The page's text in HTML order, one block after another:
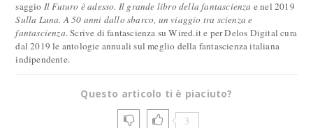
saggio Il Futuro è adesso. Il grande libro della fantascienza e nel 2019
Sulla Luna. A 50 anni dallo sbarco, un viaggio tra scienza e
fantascienza. Scrive di fantascienza su Wired.it e per Delos Digital cura
dal 2019 le antologie annuali sul meglio della fantascienza italiana
indipendente.
Questo articolo ti è piaciuto?
3